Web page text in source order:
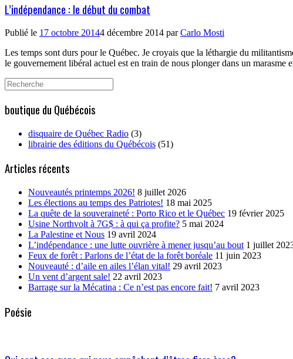
L’indépendance : le début du combat
Publié le 17 octobre 20144 décembre 2014 parCarlo Mosti
Les temps sont durs pour le Québec. Je croyais que la léthargie du
le gouvernement libéral actuel est en train de nous plonger dans un
Search
for:
boutique du Québécois
disquaire de Québec Radio (3)
librairie des éditions du Québécois (51)
Articles récents
Nouveautés printemps 2026! 8 juillet 2026
Les élections au temps des Patriotes! 18 mai 2025
La quête de la souveraineté : Porto Rico et le Québec 19 février 2025
Usine Northvolt à 7G$ : à qui ça profite? 5 mai 2024
La Palestine et Nous 19 avril 2024
L’indépendance : une lutte ouvrière à mener jusqu’au bout 1 juillet
Feux de forêt : Parlons de l’état de la forêt boréale 11 juin 2023
Nouveauté : d’aile en ailes l’élan vital! 29 avril 2023
Un vent d’argent sale! 22 avril 2023
Barrage sur la Mécatina : Ce n’est pas encore fait! 7 avril 2023
Poésie